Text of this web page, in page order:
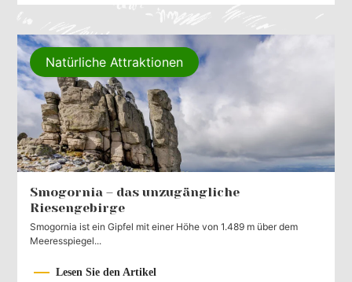
Smogornia – das unzugängliche
Riesengebirge
Smogornia ist ein Gipfel mit einer Höhe von 1.489 m über dem
Meeresspiegel...
Lesen Sie den Artikel
Natürliche Attraktionen